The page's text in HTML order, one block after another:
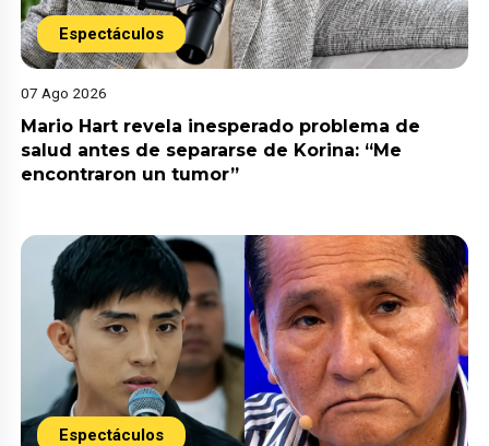
Espectáculos
07 Ago 2026
Mario Hart revela inesperado problema de
salud antes de separarse de Korina: “Me
encontraron un tumor”
Espectáculos